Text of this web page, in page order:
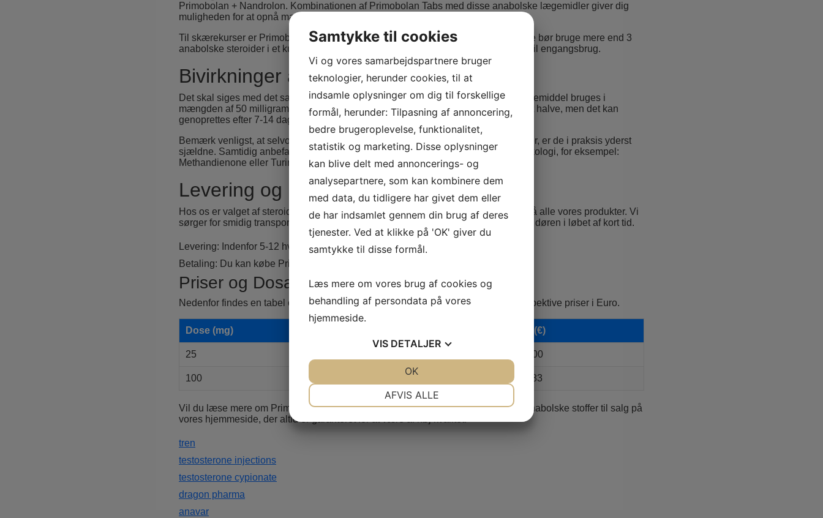
Primobolan + Nandrolon. Kombinationen af Primobolan Tabs med disse anabolske lægemidler giver dig
muligheden for at opnå masse af høj kvalitet.
Til skærekurser er Primobolan + Winstrol det bedste valg. Bemærk også, at du ikke bør bruge mere end 3
anabolske steroider i et kursus, og deres doser skal være halvt så meget i forhold til engangsbrug.
Bivirkninger af Primobolan Oral
Det skal siges med det samme, at dette er et af de sikreste steroider. Når dette lægemiddel bruges i
mængden af 50 milligram i lang tid, reduceres produktionen af testosteron med det halve, men det kan
genoprettes efter 7-14 dage.
Bemærk venligst, at selvom lægemidlet har en ret stor liste over mulige bivirkninger, er de i praksis yderst
sjældne. Samtidig anbefaler vi, at du har erfaring med at bruge “blød” sportsfarmakologi, for eksempel:
Methandienone eller Turinabol solo-kursus, inden du bruger stoffet.
Levering og Betaling
Hos os er valget af steroider ikke noget problem, og du får 100% kvalitetsgaranti på alle vores produkter. Vi
sørger for smidig transport over hele Danmark, og din ordre bliver leveret sikkert til døren i løbet af kort tid.
Levering: Indenfor 5-12 hverdage
Betaling: Du kan købe Primobolan med kreditkort, PayPal eller Bitcoin
Priser og Dosager
Nedenfor findes en tabel over forskellige doser af Primobolan Oral samt deres respektive priser i Euro.
Dose (mg) Pris (€)
25 169.00
100 118,83
Vil du læse mere om Primobolan Oral og andre steroider? Vi har en bred række anabolske stoffer til salg på
vores hjemmeside, der altid er garanteret for at være af høj kvalitet.
tren
testosterone injections
testosterone cypionate
dragon pharma
anavar
Samtykke til cookies
Vi og vores samarbejdspartnere bruger
teknologier, herunder cookies, til at
indsamle oplysninger om dig til forskellige
formål, herunder: Tilpasning af annoncering,
bedre brugeroplevelse, funktionalitet,
statistik og marketing. Disse oplysninger
kan blive delt med annoncerings- og
analysepartnere, som kan kombinere dem
med data, du tidligere har givet dem eller
de har indsamlet gennem din brug af deres
tjenester. Ved at klikke på 'OK' giver du
samtykke til disse formål.
Læs mere om vores brug af cookies og
behandling af persondata på vores
hjemmeside.
VIS DETALJER
AFVIS ALLE
OK